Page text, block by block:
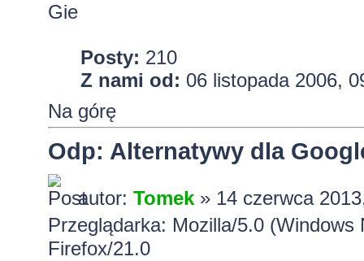
Gie
Posty: 210
Z nami od: 06 listopada 2006,
Na górę
Odp: Alternatywy dla
autor: Tomek» 14 czerwca
Przeglądarka: Mozilla/5.0
Firefox/21.0